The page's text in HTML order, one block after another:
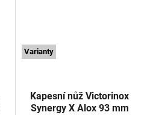
Varianty
Kapesní nůž Victorinox
Synergy X Alox 93 mm